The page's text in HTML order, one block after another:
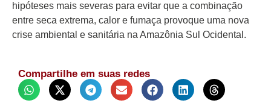
hipóteses mais severas para evitar que a combinação
entre seca extrema, calor e fumaça provoque uma nova
crise ambiental e sanitária na Amazônia Sul Ocidental.
Compartilhe em suas redes